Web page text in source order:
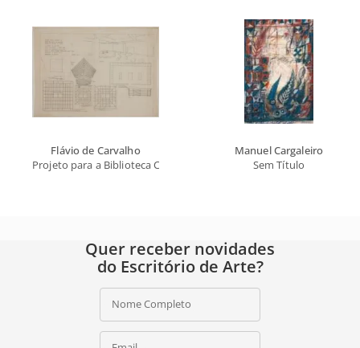
Flávio de Carvalho
Projeto para a Biblioteca Central de Salvador
Manuel Cargaleiro
Sem Título
Quer receber novidades
do Escritório de Arte?
Nome Completo